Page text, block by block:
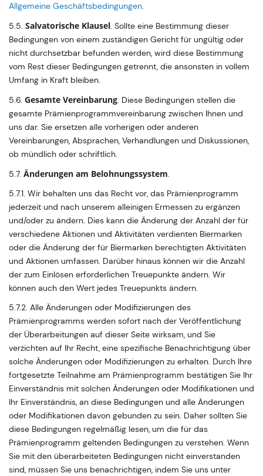
Allgemeine Geschäftsbedingungen.
5.5. Salvatorische Klausel. Sollte eine Bestimmung dieser
Bedingungen von einem zuständigen Gericht für ungültig oder
nicht durchsetzbar befunden werden, wird diese Bestimmung
vom Rest dieser Bedingungen getrennt, die ansonsten in vollem
Umfang in Kraft bleiben.
5.6. Gesamte Vereinbarung. Diese Bedingungen stellen die
gesamte Prämienprogrammvereinbarung zwischen Ihnen und
uns dar. Sie ersetzen alle vorherigen oder anderen
Vereinbarungen, Absprachen, Verhandlungen und Diskussionen,
ob mündlich oder schriftlich.
5.7. Änderungen am Belohnungssystem.
5.7.1. Wir behalten uns das Recht vor, das Prämienprogramm
jederzeit und nach unserem alleinigen Ermessen zu ergänzen
und/oder zu ändern. Dies kann die Änderung der Anzahl der für
verschiedene Aktionen und Aktivitäten verdienten Biermarken
oder die Änderung der für Biermarken berechtigten Aktivitäten
und Aktionen umfassen. Darüber hinaus können wir die Anzahl
der zum Einlösen erforderlichen Treuepunkte ändern. Wir
können auch den Wert jedes Treuepunkts ändern.
5.7.2. Alle Änderungen oder Modifizierungen des
Prämienprogramms werden sofort nach der Veröffentlichung
der Überarbeitungen auf dieser Seite wirksam, und Sie
verzichten auf Ihr Recht, eine spezifische Benachrichtigung über
solche Änderungen oder Modifizierungen zu erhalten. Durch Ihre
fortgesetzte Teilnahme am Prämienprogramm bestätigen Sie Ihr
Einverständnis mit solchen Änderungen oder Modifikationen und
Ihr Einverständnis, an diese Bedingungen und alle Änderungen
oder Modifikationen davon gebunden zu sein. Daher sollten Sie
diese Bedingungen regelmäßig lesen, um die für das
Prämienprogramm geltenden Bedingungen zu verstehen. Wenn
Sie mit den überarbeiteten Bedingungen nicht einverstanden
sind, müssen Sie uns benachrichtigen, indem Sie uns unter